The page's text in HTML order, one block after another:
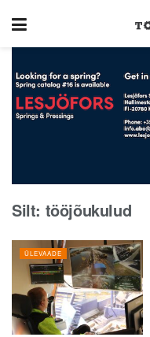
Silt: tööjõukulud
ÜLEVAADE